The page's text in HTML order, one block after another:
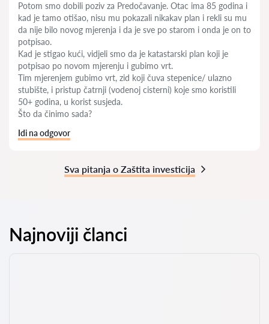
Potom smo dobili poziv za Predočavanje. Otac ima 85 godina i
kad je tamo otišao, nisu mu pokazali nikakav plan i rekli su mu
da nije bilo novog mjerenja i da je sve po starom i onda je on to
potpisao.
Kad je stigao kući, vidjeli smo da je katastarski plan koji je
potpisao po novom mjerenju i gubimo vrt.
Tim mjerenjem gubimo vrt, zid koji čuva stepenice/ ulazno
stubište, i pristup čatrnji (vodenoj cisterni) koje smo koristili
50+ godina, u korist susjeda.
Što da činimo sada?
Idi na odgovor
Sva pitanja o Zaštita investicija
Najnoviji članci